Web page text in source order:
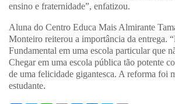
ensino e fraternidade”, enfatizou.
Aluna do Centro Educa Mais Almirante
Monteiro reiterou a importância da entrega.
Fundamental em uma escola particular que
Chegar em uma escola pública tão potente
de uma felicidade gigantesca. A reforma foi
estudante.